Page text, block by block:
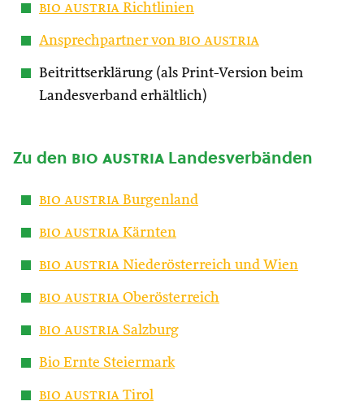
bio austria Richtlinien
Ansprechpartner von bio austria
Beitrittserklärung (als Print-Version beim
Landesverband erhältlich)
Zu den bio austria Landesverbänden
bio austria Burgenland
bio austria Kärnten
bio austria Niederösterreich und Wien
bio austria Oberösterreich
bio austria Salzburg
Bio Ernte Steiermark
bio austria Tirol